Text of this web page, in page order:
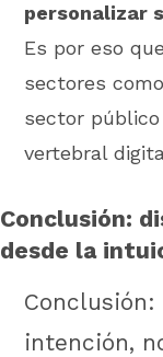
personalizar
Es por eso
sectores
sector
vertebral
Conclusión:
desde la
intención,